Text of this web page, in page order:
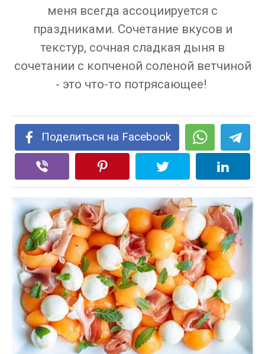
меня всегда ассоциируется с
праздниками. Сочетание вкусов и
текстур, сочная сладкая дыня в
сочетании с копченой соленой ветчиной
- это что-то потрясающее!
Поделиться на Facebook